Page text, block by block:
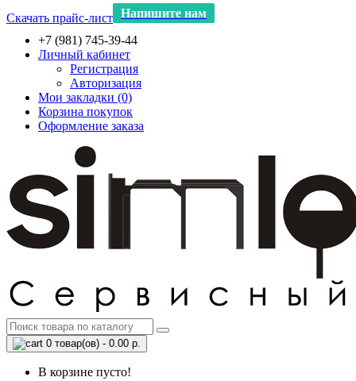
Скачать прайс-лист Напишите нам
+7 (981) 745-39-44
Личный кабинет
Регистрация
Авторизация
Мои закладки (0)
Корзина покупок
Оформление заказа
0 товар(ов) - 0.00 р.
В корзине пусто!